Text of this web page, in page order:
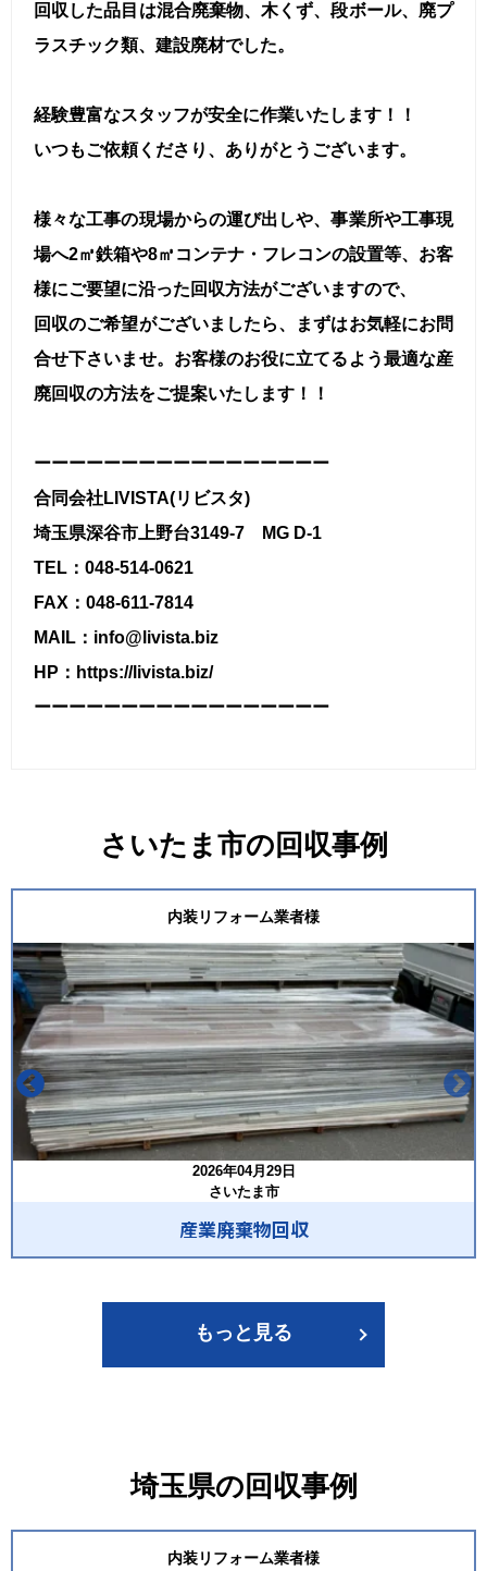
回収した品目は混合廃棄物、木くず、段ボール、廃プ
ラスチック類、建設廃材でした。
経験豊富なスタッフが安全に作業いたします！！
いつもご依頼くださり、ありがとうございます。
様々な工事の現場からの運び出しや、事業所や工事現
場へ2㎥鉄箱や8㎥コンテナ・フレコンの設置等、お客
様にご要望に沿った回収方法がございますので、
回収のご希望がございましたら、まずはお気軽にお問
合せ下さいませ。お客様のお役に立てるよう最適な産
廃回収の方法をご提案いたします！！
ーーーーーーーーーーーーーーーーー
合同会社LIVISTA(リビスタ)
埼玉県深谷市上野台3149-7 MG D-1
TEL：048-514-0621
FAX：048-611-7814
MAIL：info@livista.biz
HP：https://livista.biz/
ーーーーーーーーーーーーーーーーー
さいたま市の回収事例
内装リフォーム業者様
2026年04月29日
さいたま市
産業廃棄物回収
もっと見る
埼玉県の回収事例
内装リフォーム業者様